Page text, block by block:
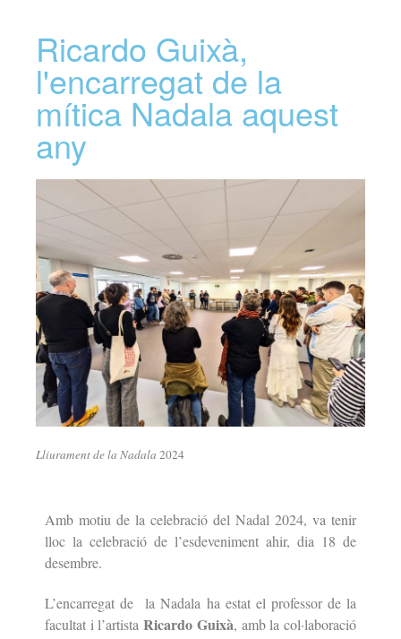
Ricardo Guixà,
l'encarregat de la
mítica Nadala aquest
any
Lliurament de la Nadala 2024
Amb motiu de la celebració del Nadal 2024, va tenir
lloc la celebració de l’esdeveniment ahir, dia 18 de
desembre.
L’encarregat de la Nadala ha estat el professor de la
facultat i l’artista Ricardo Guixà, amb la col·laboració